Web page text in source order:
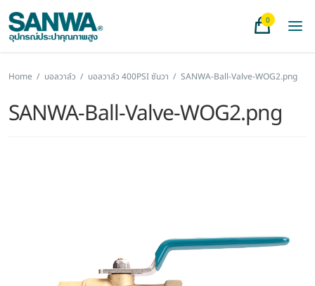
0
Home / บอลวาล์ว / บอลวาล์ว 400PSI ซันวา / SANWA-Ball-Valve-WOG2.png
SANWA-Ball-Valve-WOG2.png